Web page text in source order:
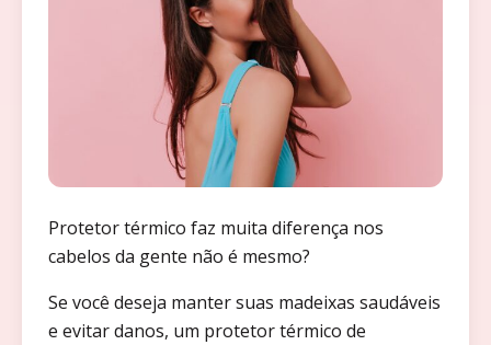
Protetor térmico faz muita diferença nos
cabelos da gente não é mesmo?
Se você deseja manter suas madeixas saudáveis
e evitar danos, um protetor térmico de